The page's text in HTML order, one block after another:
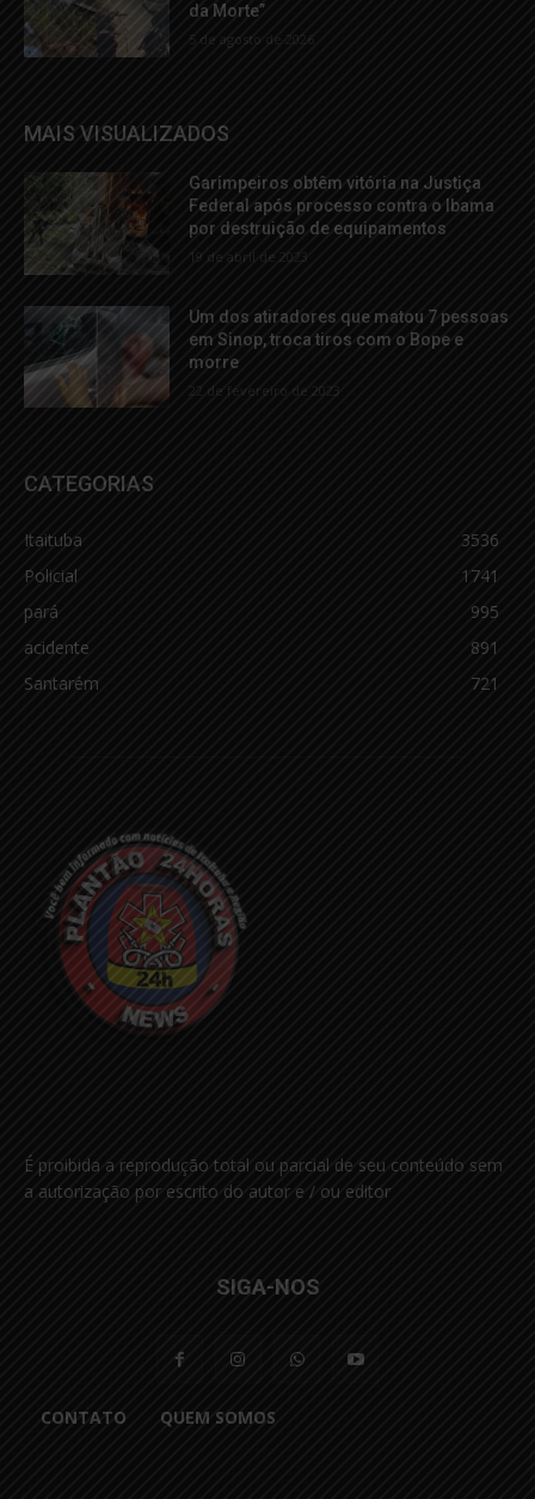
da Morte”
5 de agosto de 2026
MAIS VISUALIZADOS
Garimpeiros obtêm vitória na Justiça
Federal após processo contra o Ibama
por destruição de equipamentos
19 de abril de 2023
Um dos atiradores que matou 7 pessoas
em Sinop, troca tiros com o Bope e
morre
22 de fevereiro de 2023
CATEGORIAS
Itaituba
3536
Policial
1741
pará
995
acidente
891
Santarém
721
É proibida a reprodução total ou parcial de seu conteúdo sem
a autorização por escrito do autor e / ou editor
SIGA-NOS
CONTATO QUEM SOMOS